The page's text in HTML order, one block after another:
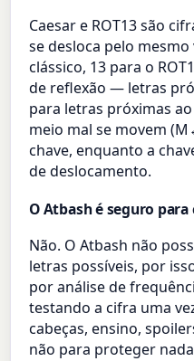
Caesar e ROT13 são
se desloca pelo
clássico, 13 para o
de reflexão — letras
para letras próximas
meio mal se movem
chave, enquanto a
de deslocamento.
O Atbash é seguro
Não. O Atbash não
letras possíveis, por
por análise de
testando a cifra uma
cabeças, ensino,
não para proteger